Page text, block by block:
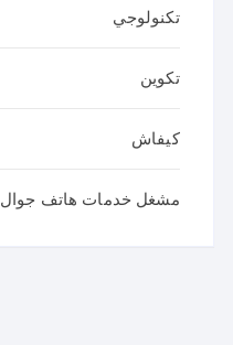
تكنولوجي
تكوين
كيفاش
مشغل خدمات هاتف جوال